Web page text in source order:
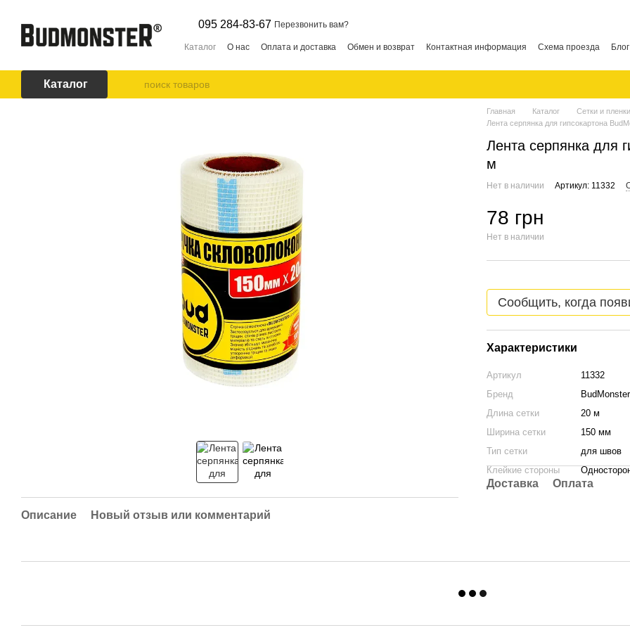
095 284-83-67 Перезвонить вам?
Каталог О нас Оплата и доставка Обмен и возврат Контактная информация Схема проезда Блог
Каталог
Описание Новый отзыв или комментарий
Главная Каталог
Сетки и
Лента серпянка для гипсокартона
Лента серпянка для
м
Нет в наличии Артикул: 11332
78 грн
Нет в наличии
Сообщить, когда
Характеристики
Артикул
11332
Бренд
BudMonster
Длина сетки
20 м
Ширина сетки
150 мм
Тип сетки
для швов
Клейкие стороны
Доставка Оплата